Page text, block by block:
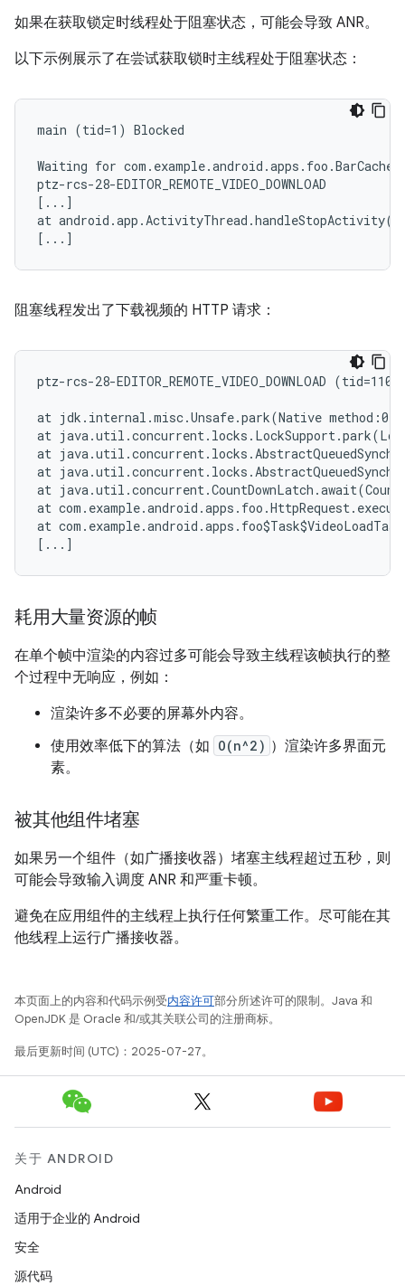
如果在获取锁定时线程处于阻塞状态，可能会导致 ANR。
以下示例展示了在尝试获取锁时主线程处于阻塞状态：
main (tid=1) Blocked
Waiting for com.example.android.apps.foo.BarCache
ptz-rcs-28-EDITOR_REMOTE_VIDEO_DOWNLOAD
[...]
at
阻塞线程发出了下载视频的 HTTP 请求：
ptz-rcs-28-EDITOR_REMOTE_VIDEO_DOWNLOAD
at jdk.internal.misc.Unsafe.park(Native method:0)
at
at
at
at
at
at
耗用大量资源的帧
在单个帧中渲染的内容过多可能会导致主线程该帧执行的整
个过程中无响应，例如：
渲染许多不必要的屏幕外内容。
使用效率低下的算法（如 O(n^2) ）渲染许多界面元
素。
被其他组件堵塞
如果另一个组件（如广播接收器）堵塞主线程超过五秒，则
可能会导致输入调度 ANR 和严重卡顿。
避免在应用组件的主线程上执行任何繁重工作。尽可能在其
他线程上运行广播接收器。
本页面上的内容和代码示例受内容许可部分所述许可的限制。Java 和
OpenJDK 是 Oracle 和/或其关联公司的注册商标。
最后更新时间 (UTC)：2025-07-27。
关于 ANDROID
Android
适用于企业的 Android
安全
源代码